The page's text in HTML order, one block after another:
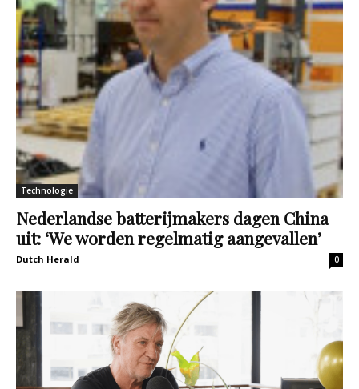
Technologie
Nederlandse batterijmakers dagen China
uit: ‘We worden regelmatig aangevallen’
Dutch Herald 0